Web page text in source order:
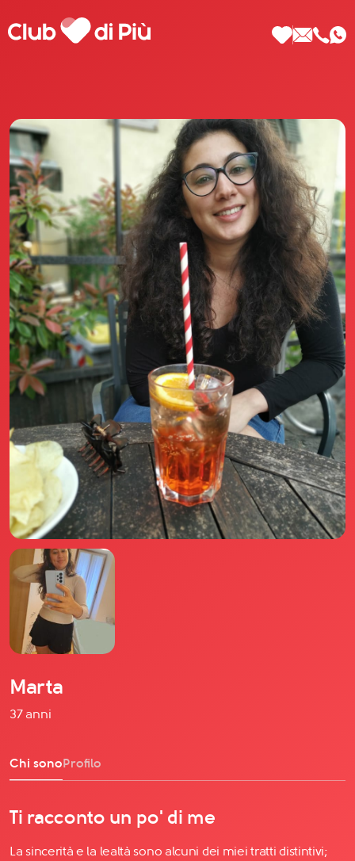
Scopri Club di Più
Le testimonianze Club di Più
La fondatrice Valeria Pilla
Annunci Donne
Agenzia matrimoniale Club di Più
Love Notebook
Il libro Donna di Cuori
Quanto costa Club di Più
Love Academy
Domande Frequenti
Impegno Sociale
Le nostre sedi
Facebook
YouTube
Instagram
TikTok
Marta
37 anni
Chi sonoProfilo
Ti racconto un po' di me
La sincerità e la lealtà sono alcuni dei miei tratti distintivi;